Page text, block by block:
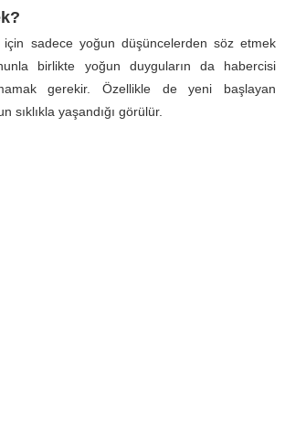
için sadece yoğun düşüncelerden söz etmek
birlikte yoğun duyguların da habercisi
gerekir. Özellikle de yeni başlayan
sıklıkla yaşandığı görülür.